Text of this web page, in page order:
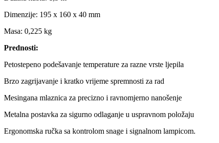
Dimenzije: 195 x 160 x 40 mm
Masa: 0,225 kg
Prednosti:
Petostepeno podešavanje temperature za razne vrste ljepila
Brzo zagrijavanje i kratko vrijeme spremnosti za rad
Mesingana mlaznica za precizno i ravnomjerno nanošenje
Metalna postavka za sigurno odlaganje u uspravnom položaju
Ergonomska ručka sa kontrolom snage i signalnom lampicom.